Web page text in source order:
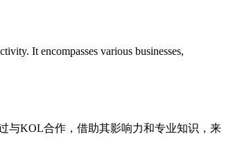
It encompasses various businesses,
与KOL合作，借助其影响力和专业知识，来